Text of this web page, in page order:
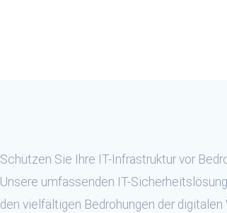
Schützen Sie Ihre IT-Infrastruktur vor
Unsere umfassenden IT-
den vielfältigen Bedrohungen der